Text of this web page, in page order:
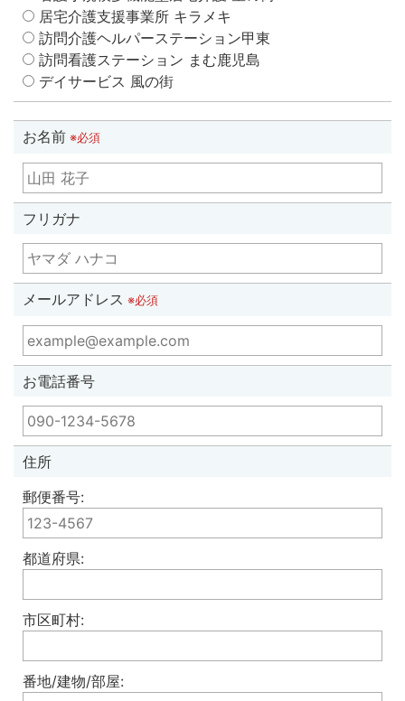
居宅介護支援事業所 キラメキ
訪問介護ヘルパーステーション甲東
訪問看護ステーション まむ鹿児島
デイサービス 風の街
お名前 ※必須
フリガナ
メールアドレス ※必須
お電話番号
住所
郵便番号:
都道府県:
市区町村:
番地/建物/部屋: